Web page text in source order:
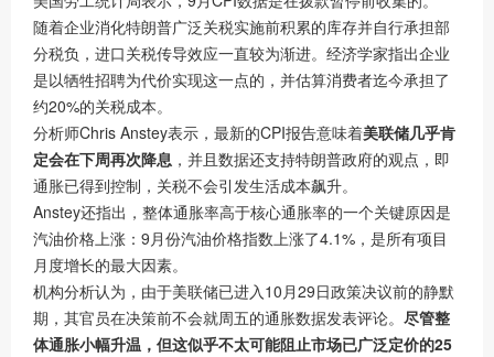
随着企业消化特朗普广泛关税实施前积累的库存并自行承担部
分税负，进口关税传导效应一直较为渐进。经济学家指出企业
是以牺牲招聘为代价实现这一点的，并估算消费者迄今承担了
约20%的关税成本。
分析师Chris Anstey表示，最新的CPI报告意味着美联储几乎肯
定会在下周再次降息 ，并且数据还支持特朗普政府的观点，即
通胀已得到控制，关税不会引发生活成本飙升。
Anstey还指出，整体通胀率高于核心通胀率的一个关键原因是
汽油价格上涨：9月份汽油价格指数上涨了4.1%，是所有项目
月度增长的最大因素。
机构分析认为，由于美联储已进入10月29日政策决议前的静默
期，其官员在决策前不会就周五的通胀数据发表评论。 尽管整
体通胀小幅升温，但这似乎不太可能阻止市场已广泛定价的25